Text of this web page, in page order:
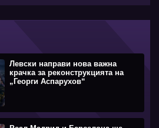
Левски направи нова важна
крачка за реконструкцията на
„Георги Аспарухов“